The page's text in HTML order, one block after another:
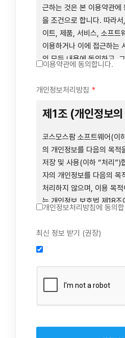
근하는 것은 본 이용약관에
을 조건으로 합니다. 따라
이트, 제품, 서비스, 소프트
이용하거나 이에 접근하는
의 모든 내용에 동의하고,
귀하가 본 이용약관에 동의
련 장비 등을 이용하거나 이
즉시 중단하여야 합니다.
전에 본 이용약관의 내용을
바랍니다.
제1장 총칙
제1조 (목적)
웹사이트, 관련 소프트웨어
제공하는 "사이드톡" 서비
사항을 규정함을 목적으로
이용약관에 동의합니다.
개인정보처리방침 *
제1조 (개인정보
코스모스팜 소프트웨어(이
의 개인정보를 다음의 목적
저장 및 사용(이하 “처리”)
자의 개인정보를 다음의 목
처리하지 않으며, 이용 목적
는 개인정보 보호법 제18조
를 받는 등 법령상 필요한
인 동의 진행, 이용자 및 법
인, 이용자 식별, 회원탈퇴
2. 약관 위반 행위 등을 포
한 운영에 지장을 주는 행위
재, 계정도용 방지, 약관 개
달, 분쟁조정을 위한 기록
3. 서비스 이용기록과 접속
개인정보처리방침에 동의
최신 정보 받기 (권장)